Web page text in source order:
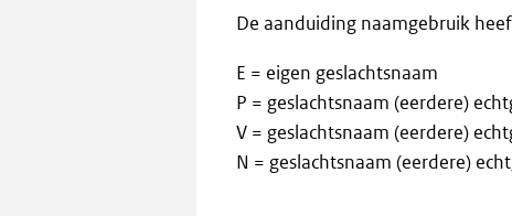
De aanduiding naamgebruik
E = eigen geslachtsnaam
P = geslachtsnaam (eerdere)
V = geslachtsnaam (eerdere)
N = geslachtsnaam (eerdere)